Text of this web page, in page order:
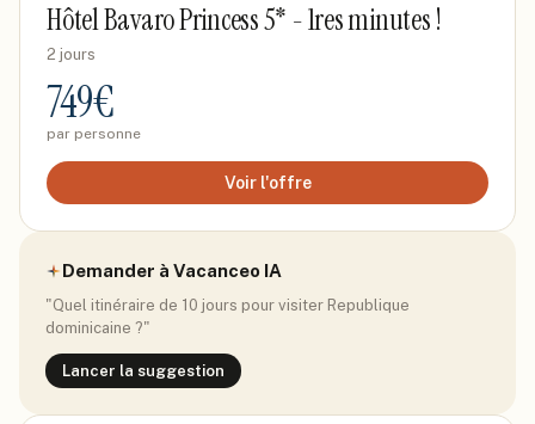
Hôtel Bavaro Princess 5* - 1res minutes !
2 jours
749€
par personne
Voir l'offre
Demander à Vacanceo IA
"Quel itinéraire de 10 jours pour visiter Republique
dominicaine ?"
Lancer la suggestion